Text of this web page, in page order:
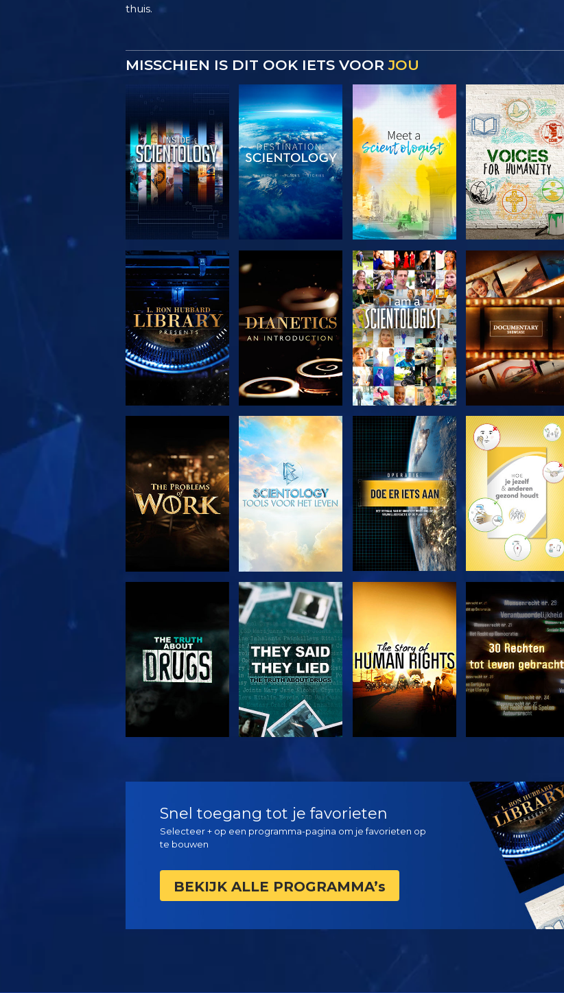
thuis.
MISSCHIEN IS DIT OOK IETS VOORJOU
VERKEN DE SERIE VERKEN DE SERIE VERKEN DE SERIE VERKEN DE SERIE
VERKEN DE SERIE VERKEN DE SERIE VERKEN DE SERIE
KIJK KIJK
KIJK
Snel toegang tot je favorieten
Selecteer + op een programma-pagina om je favorieten op
te bouwen
BEKIJK ALLE PROGRAMMA’s